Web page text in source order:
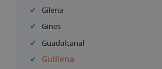
Gilena
Gines
Guadalcanal
Guillena